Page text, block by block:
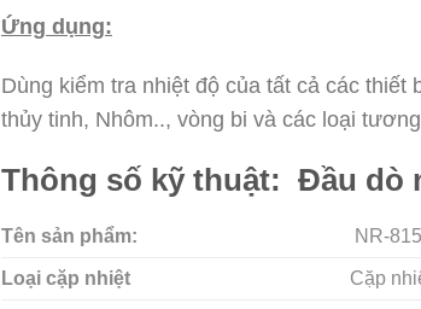
Ứng dụng:
Dùng kiểm tra nhiệt độ của tất cả các thiết
thủy tinh, Nhôm.., vòng bi và các loại
Thông số kỹ thuật: Đầu dò
Tên sản phẩm: NR-
Loại cặp nhiệt Cặp